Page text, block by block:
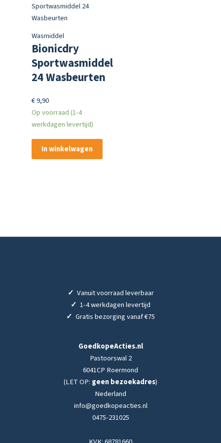
Wasmiddel
Bionicdry
Sportwasmiddel
24 Wasbeurten
€9,90
Op voorraad (1-4
werkdagen levertijd)
In winkelwagen
✓ Vanuit voorraad leverbaar
✓ 1-4 werkdagen levertijd
✓ Gratis bezorging vanaf €75
GoedkopeActies.nl
Pastoorswal 2
6041CP Roermond
(LET OP: geen bezoekadres)
Nederland
info@goedkopeacties.nl
0475-231025